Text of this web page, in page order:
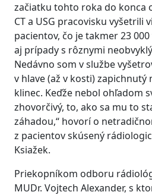
začiatku tohto roka do konca
CT a USG pracovisku vyšetrili
pacientov, čo je takmer 23
aj prípady s rôznymi
Nedávno som v službe
v hlave (až v kosti)
klinec. Keďže nebol ohľadom
zhovorčivý, to, ako sa mu to
záhadou,“ hovorí o
z pacientov skúsený
Ksiažek.
Priekopníkom odboru
MUDr. Vojtech Alexander, s